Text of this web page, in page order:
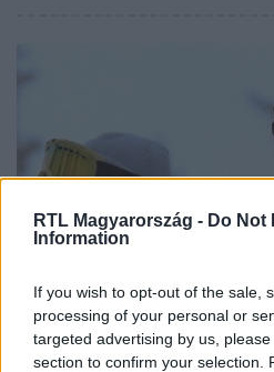
RTL Magyarország - Do Not
Information
If you wish to opt-out of the sale,
processing of your personal or
targeted advertising by us,
section to confirm your selection.
tisztázása érdekében
szerelemtől és más
szexuális jellegű lesz. Ám más
más betartani.
CinemaKlub
2017. július 20. 22:00
Mit nézünk ma? - Péntek (07.